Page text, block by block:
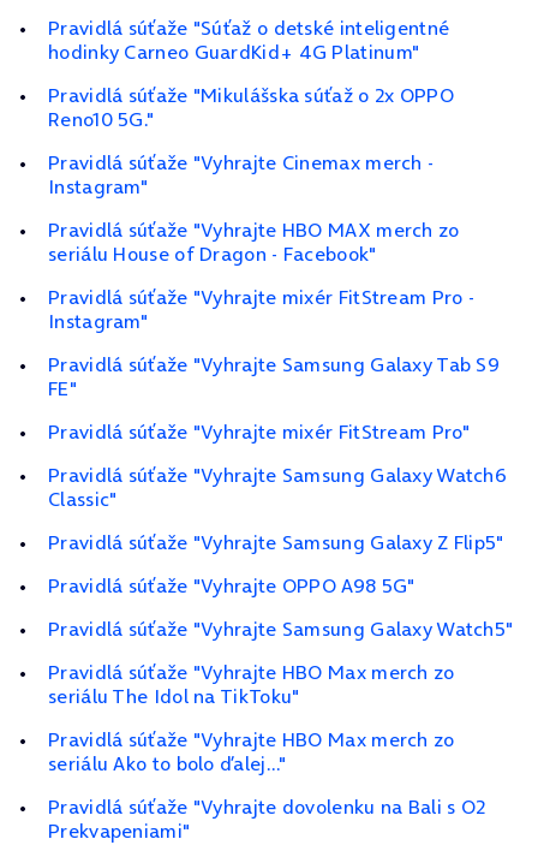
Pravidlá súťaže "Súťaž o detské inteligentné
hodinky Carneo GuardKid+ 4G Platinum"
Pravidlá súťaže "Mikulášska súťaž o 2x OPPO
Reno10 5G."
Pravidlá súťaže "Vyhrajte Cinemax merch -
Instagram"
Pravidlá súťaže "Vyhrajte HBO MAX merch zo
seriálu House of Dragon - Facebook"
Pravidlá súťaže "Vyhrajte mixér FitStream Pro -
Instagram"
Pravidlá súťaže "Vyhrajte Samsung Galaxy Tab S9
FE"
Pravidlá súťaže "Vyhrajte mixér FitStream Pro"
Pravidlá súťaže "Vyhrajte Samsung Galaxy Watch6
Classic"
Pravidlá súťaže "Vyhrajte Samsung Galaxy Z Flip5"
Pravidlá súťaže "Vyhrajte OPPO A98 5G"
Pravidlá súťaže "Vyhrajte Samsung Galaxy Watch5"
Pravidlá súťaže "Vyhrajte HBO Max merch zo
seriálu The Idol na TikToku"
Pravidlá súťaže "Vyhrajte HBO Max merch zo
seriálu Ako to bolo ďalej..."
Pravidlá súťaže "Vyhrajte dovolenku na Bali s O2
Prekvapeniami"